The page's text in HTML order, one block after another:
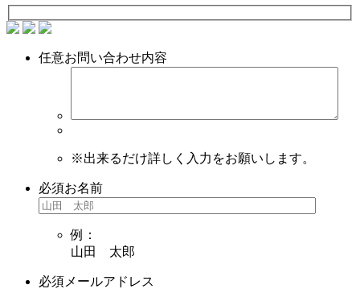
任意お問い合わせ内容
※出来るだけ詳しく入力をお願いします。
必須お名前
例：
山田 太郎
必須 メールアドレス